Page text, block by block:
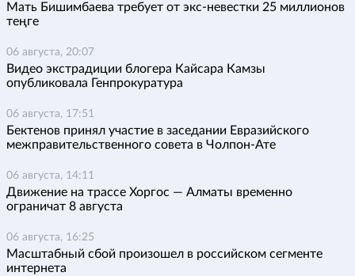
Мать Бишимбаева требует от экс-невестки 25 миллионов
теңге
06 августа, 20:07
Видео экстрадиции блогера Кайсара Камзы
опубликовала Генпрокуратура
06 августа, 17:51
Бектенов принял участие в заседании Евразийского
межправительственного совета в Чолпон-Ате
06 августа, 14:11
Движение на трассе Хоргос — Алматы временно
ограничат 8 августа
06 августа, 16:25
Масштабный сбой произошел в российском сегменте
интернета